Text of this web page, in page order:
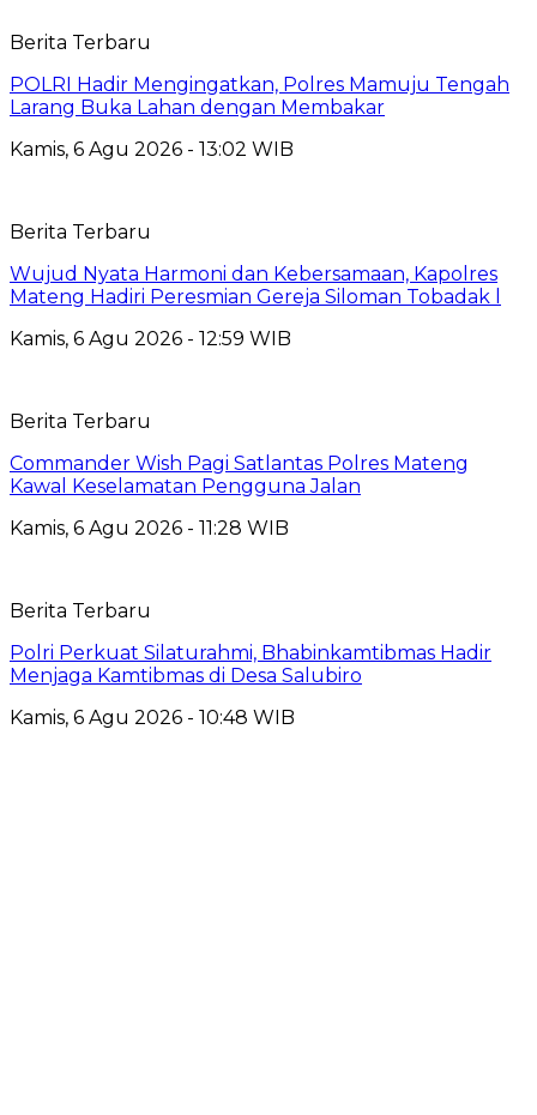
Berita Terbaru
POLRI Hadir Mengingatkan, Polres Mamuju Tengah
Larang Buka Lahan dengan Membakar
Kamis, 6 Agu 2026 - 13:02 WIB
Berita Terbaru
Wujud Nyata Harmoni dan Kebersamaan, Kapolres
Mateng Hadiri Peresmian Gereja Siloman Tobadak l
Kamis, 6 Agu 2026 - 12:59 WIB
Berita Terbaru
Commander Wish Pagi Satlantas Polres Mateng
Kawal Keselamatan Pengguna Jalan
Kamis, 6 Agu 2026 - 11:28 WIB
Berita Terbaru
Polri Perkuat Silaturahmi, Bhabinkamtibmas Hadir
Menjaga Kamtibmas di Desa Salubiro
Kamis, 6 Agu 2026 - 10:48 WIB